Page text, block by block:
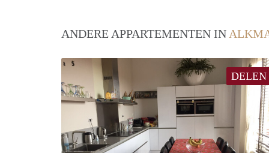
ANDERE APPARTEMENTEN IN
DELEN